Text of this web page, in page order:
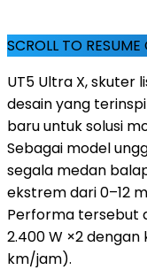
SCROLL TO
UT5 Ultra X, skuter
desain yang
baru untuk solusi
Sebagai model
segala medan
ekstrem dari 0–12
Performa tersebut
2.400 W ×2
km/jam).